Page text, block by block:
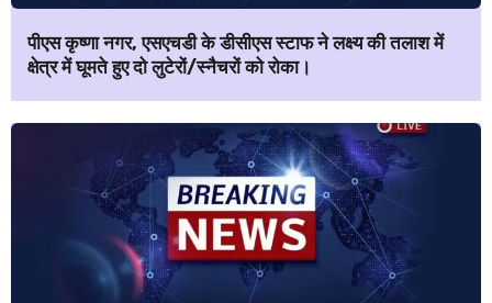
पीएस कृष्णा नगर, एसएचडी के डीसीएस स्टाफ ने लक्ष्य की तलाश में
क्षेत्र में घूमते हुए दो लुटेरों/स्नैचरों को रोका।